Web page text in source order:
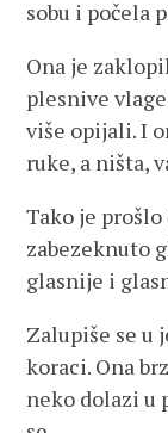
sobu i počela
Ona je
plesnive
više opijali. I
ruke, a ništa,
Tako je
zabezeknuto
glasnije i
Zalupiše se u
koraci. Ona
neko dolazi u